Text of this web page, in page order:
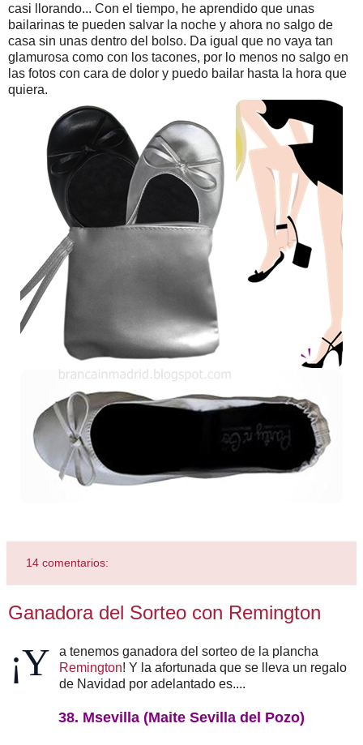
casi llorando... Con el tiempo, he aprendido que unas
bailarinas te pueden salvar la noche y ahora no salgo de
casa sin unas dentro del bolso. Da igual que no vaya tan
glamurosa como con los tacones, por lo menos no salgo en
las fotos con cara de dolor y puedo bailar hasta la hora que
quiera.
14 comentarios:
Ganadora del Sorteo con Remington
¡Y
a tenemos ganadora del sorteo de la plancha
Remington! Y la afortunada que se lleva un regalo
de Navidad por adelantado es....
38. Msevilla (Maite Sevilla del Pozo)